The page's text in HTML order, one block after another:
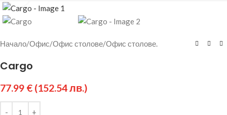
Начало/Офис/Офис столове/Офис столове.
Cargo
77.99 € (152.54 лв.)